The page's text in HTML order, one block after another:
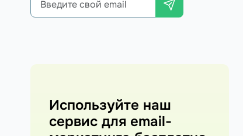
Используйте наш
сервис для email-